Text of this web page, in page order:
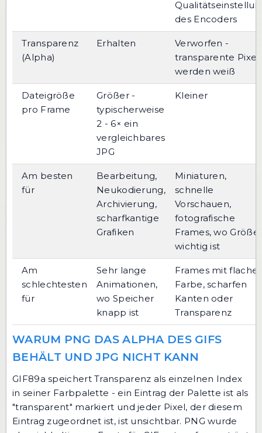
des Encoders
Transparenz
(Alpha)
Erhalten
Verworfen -
transparente Pixel
werden weiß
Dateigröße
pro Frame
Größer -
typischerweise
2 - 6× ein
vergleichbares
JPG
Kleiner
Am besten
für
Bearbeitung,
Neukodierung,
Archivierung,
scharfkantige
Grafiken
Miniaturen,
schnelle
Vorschauen,
fotografische
Frames, wo Größe
wichtig ist
Am
schlechtesten
für
Sehr lange
Animationen,
wo Speicher
knapp ist
Frames mit flacher
Farbe, scharfen
Kanten oder
Transparenz
WARUM PNG DAS ALPHA DES GIFS
BEHÄLT UND JPG NICHT KANN
GIF89a speichert Transparenz als einzelnen Index
in seiner Farbpalette - ein Eintrag der Palette ist als
"transparent" markiert und jeder Pixel, der diesem
Eintrag zugeordnet ist, ist unsichtbar. PNG wurde